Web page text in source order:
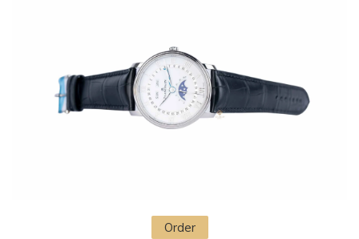
Order